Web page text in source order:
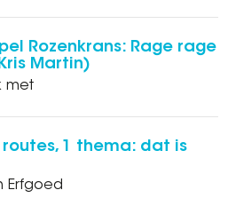
Rozenkrans: Rage rage
Martin)
met
routes, 1 thema: dat is
Erfgoed